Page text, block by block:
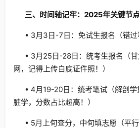
三、时间轴记牢：2025年关键节
• 3月3日-7日：免试生报名（错过
• 3月25日-28日：统考生报名（
网，记得上传白底证件照！）
• 4月19-20日：统考笔试（解剖
脏学，分数占比超高！）
• 5月上旬查分，中旬填志愿（平